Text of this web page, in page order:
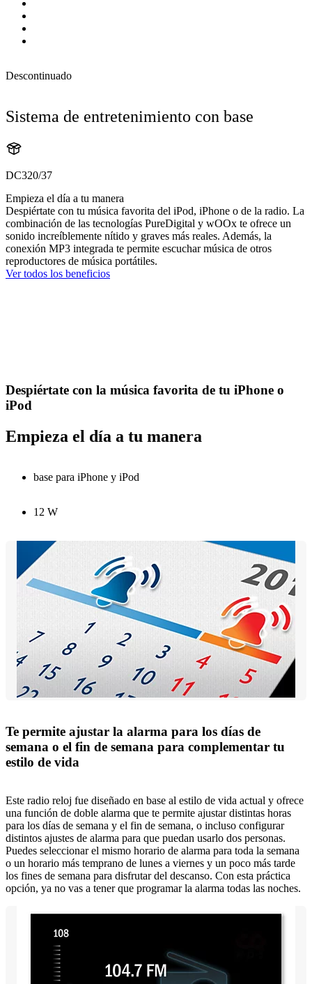
Descontinuado
Sistema de entretenimiento con base
DC320/37
Empieza el día a tu manera
Despiértate con tu música favorita del iPod, iPhone o de la radio. La
combinación de las tecnologías PureDigital y wOOx te ofrece un
sonido increíblemente nítido y graves más reales. Además, la
conexión MP3 integrada te permite escuchar música de otros
reproductores de música portátiles.
Ver todos los beneficios
Despiértate con la música favorita de tu iPhone o
iPod
Empieza el día a tu manera
base para iPhone y iPod
12 W
Te permite ajustar la alarma para los días de
semana o el fin de semana para complementar tu
estilo de vida
Este radio reloj fue diseñado en base al estilo de vida actual y ofrece
una función de doble alarma que te permite ajustar distintas horas
para los días de semana y el fin de semana, o incluso configurar
distintos ajustes de alarma para que puedan usarlo dos personas.
Puedes seleccionar el mismo horario de alarma para toda la semana
o un horario más temprano de lunes a viernes y un poco más tarde
los fines de semana para disfrutar del descanso. Con esta práctica
opción, ya no vas a tener que programar la alarma todas las noches.